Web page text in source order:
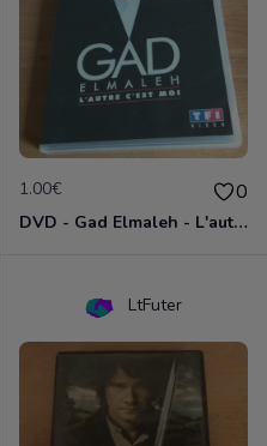
1.00€ 0
DVD - Gad Elmaleh - L'autre c'est moi
LtFuter